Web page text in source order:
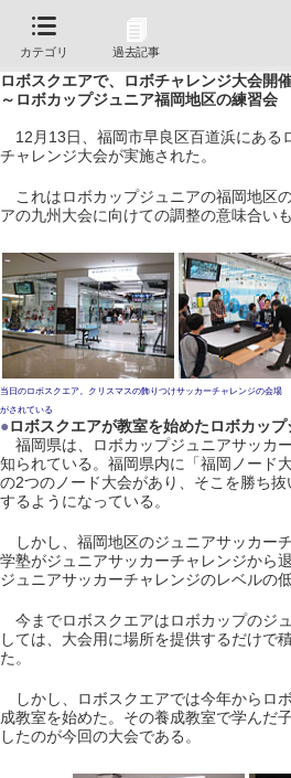
カテゴリ 過去記事
ロボスクエアで、ロボチャレンジ大会開
～ロボカップジュニア福岡地区の練習会
12月13日、福岡市早良区百道浜にある
チャレンジ大会が実施された。
これはロボカップジュニアの福岡地区
アの九州大会に向けての調整の意味合いも
当日のロボスクエア。クリスマスの飾りつけ
がされている
サッカーチャレンジの会場
●ロボスクエアが教室を始めたロボカッ
福岡県は、ロボカップジュニアサッカ
知られている。福岡県内に「福岡ノード
の2つのノード大会があり、そこを勝ち
するようになっている。
しかし、福岡地区のジュニアサッカー
学塾がジュニアサッカーチャレンジから
ジュニアサッカーチャレンジのレベルの
今までロボスクエアはロボカップのジ
しては、大会用に場所を提供するだけで
た。
しかし、ロボスクエアでは今年からロ
成教室を始めた。その養成教室で学んだ
したのが今回の大会である。